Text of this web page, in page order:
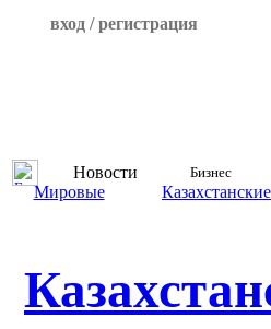
вход / регистрация
Новости Бизнес
Мировые Казахстанские